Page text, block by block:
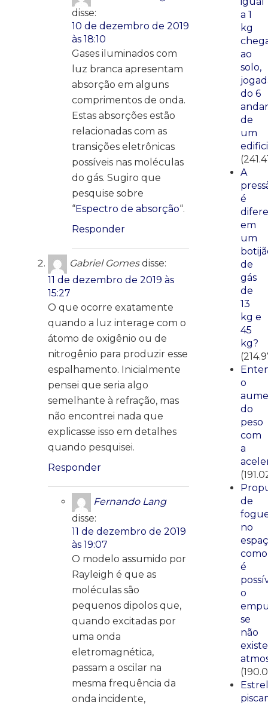
disse:
10 de dezembro de 2019
às 18:10
Gases iluminados com
luz branca apresentam
absorção em alguns
comprimentos de onda.
Estas absorções estão
relacionadas com as
transições eletrônicas
possíveis nas moléculas
do gás. Sugiro que
pesquise sobre
“Espectro de absorção“.
Responder
Gabriel Gomes disse:
11 de dezembro de 2019 às
15:27
O que ocorre exatamente
quando a luz interage com o
átomo de oxigênio ou de
nitrogênio para produzir esse
espalhamento. Inicialmente
pensei que seria algo
semelhante à refração, mas
não encontrei nada que
explicasse isso em detalhes
quando pesquisei.
Responder
Fernando Lang
disse:
11 de dezembro de 2019
às 19:07
O modelo assumido por
Rayleigh é que as
moléculas são
pequenos dipolos que,
quando excitadas por
uma onda
eletromagnética,
passam a oscilar na
mesma frequência da
onda incidente,
a 1
kg
ao
solo,
do 6
andar
de
um
A
é
em
um
de
gás
de
13
kg e
45
kg?
o
do
peso
com
a
de
no
como
é
o
se
não
existe